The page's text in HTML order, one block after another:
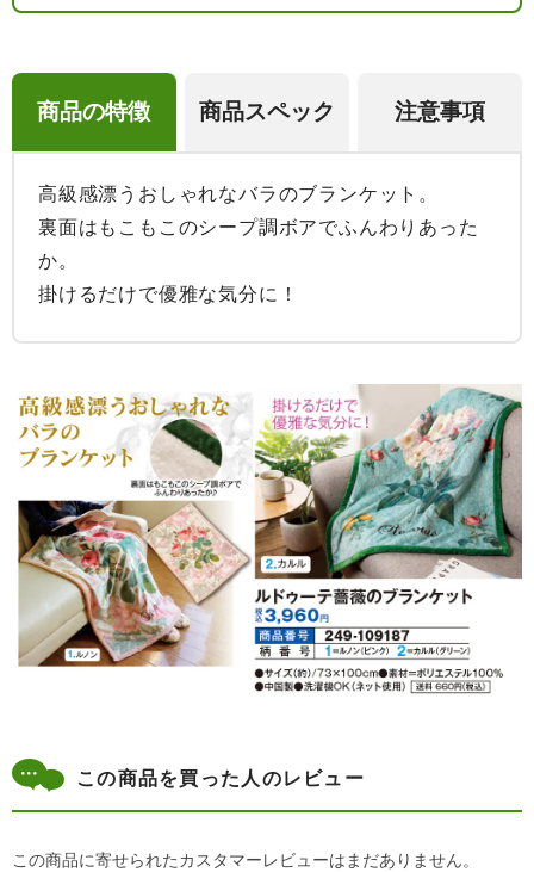
商品の特徴 商品スペック 注意事項
高級感漂うおしゃれなバラのブランケット。
裏面はもこもこのシープ調ボアでふんわりあった
か。
掛けるだけで優雅な気分に！
この商品を買った人のレビュー
この商品に寄せられたカスタマーレビューはまだありません。